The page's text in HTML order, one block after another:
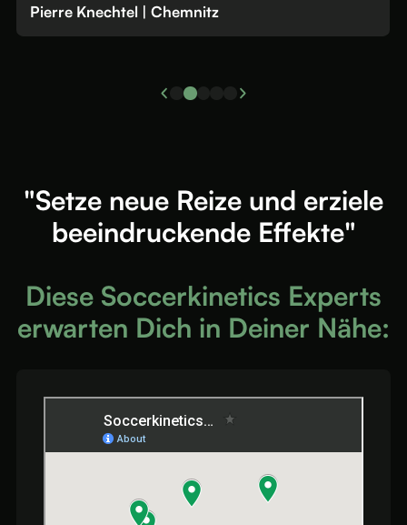
Knechtel | Chemnitz
"Setze neue Reize und erziele
beeindruckende Effekte"
Diese Soccerkinetics Experts
erwarten Dich in Deiner Nähe: